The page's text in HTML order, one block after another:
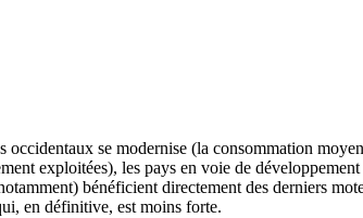
se modernise (la consommation
exploitées), les pays en voie de
bénéficient directement des derniers
en définitive, est moins forte.